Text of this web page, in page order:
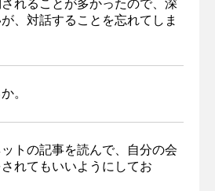
れることが多かったので、深
、対話することを忘れてしま
。
トの記事を読んで、自分の会
れてもいいようにしてお